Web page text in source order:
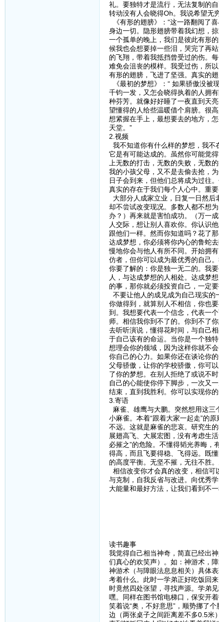
礼。要独特才是流行，无法复制的
转动没有人会晓得Oh。我说希望无
《有形的翅膀》：“这一路翻阅了
身边一切。隐形翅膀带着我幻想，
一个孤单的晚上，我们是彼此有形
候我也会想要掉一些泪，哭完了再
的飞翔，带着我抵挡曾受过的伤。
难免会沮丧的模样。我受过伤，所
有形的翅膀，飞进了坚强。真实的
《最初的梦想》：“ 如果骄傲没被
千钧一发，又怎会晓得执着的人拥
种芬芳。就像好好睡了一夜直到天
望懂得的人给些温暖借个肩膀。很
想紧握在手上，最想要去的地方，
天堂。”
2.视频
我不知道你有什么样的梦想，我
它是有可能达成的。虽然你可能觉
上无数的打击，无数的失败，无数
我的小孩父母，又不是去偷去抢，
日子会到来，但他们总将成为过往
真实的存在于我们每个人心中。重
大部分人成家立业，日复一日然
却不尝试改变现况。多数人都不想
办？）再来就是害怕成功。（万一
人交际，想让别人喜欢你。你认识
跟他们一样。然而你知道吗？花了
达成梦想，你必须将你内心的鲁蛇
慢地你会与他人有所不同。开始拥
仿者，但你可以成为最优秀的自己
你要了解的：你是独一无二的。我
人，与达成梦想的人相处。达成梦
的事，那你就必须投资自己，一定
不要让他人的成见成为自己现实
你做得到，就算别人不相信，你也
到。我想要代表一个信念，代表一
师。相信我你到不了的。你到不了
去听听演说，懂得花时间，与自己
于自己该有的命运。当你是一个独
想理会你的领域，因为这样你就不
你自己的心力。如果你还在谈论你
父母骄傲，让你的学校骄傲，你可
了你的梦想。在别人拒绝了或说不
自己的心能使你停下脚步，一次又
结束，直到我胜利。你可以实现你
3.寄语
麻雀、雄鹰与大鹏。突然想用这
小麻雀。本着“跟着大家一起走”的
不远。这就是麻雀的悲哀。研究生
展翅高飞、大展宏图，没有考虑生
必摧之”的危险。不懂得韬光养晦，
得高，而且飞要得稳、飞得远。既
的高度平衡。无坚不摧，无往不胜
相信改变你才会真的改变，相信
与克制，自我反省与改进。向优秀
大能量和最好方法，让我们看到不
读书趣事
我觉得自己相当神奇，简直已经出
们真心的欢笑声）。如：神游术，
神游术（与障眼法息息相关）具体
考着什么。此时一学弟正好吃饭回
时竟然四处张望，寻找声源。学弟
嘿。同样在图书馆电梯口，保安开
笑着说“奥，不好意思”，顺势挪了
边（两张桌子之间距离差不多0.5米